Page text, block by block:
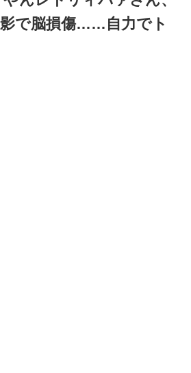
影で脳損傷……自力でト